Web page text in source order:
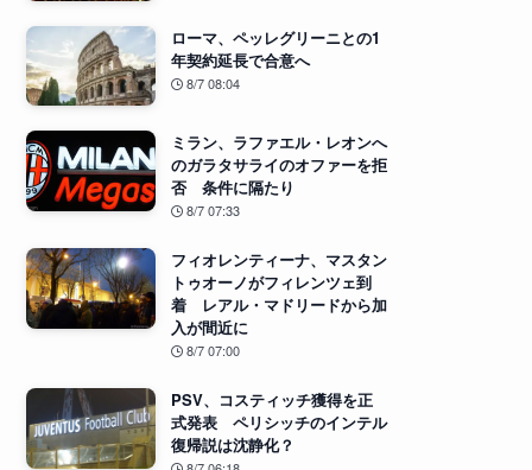
ローマ、ペッレグリーニとの1
年契約延長で合意へ
8/7 08:04
ミラン、ラファエル・レオンへ
のガラタサライのオファーを拒
否 条件に隔たり
8/7 07:33
フィオレンティーナ、マスタン
トゥオーノがフィレンツェ到
着 レアル・マドリードから加
入が間近に
8/7 07:00
PSV、コスティッチ獲得を正
式発表 ペリシッチのインテル
復帰説は沈静化？